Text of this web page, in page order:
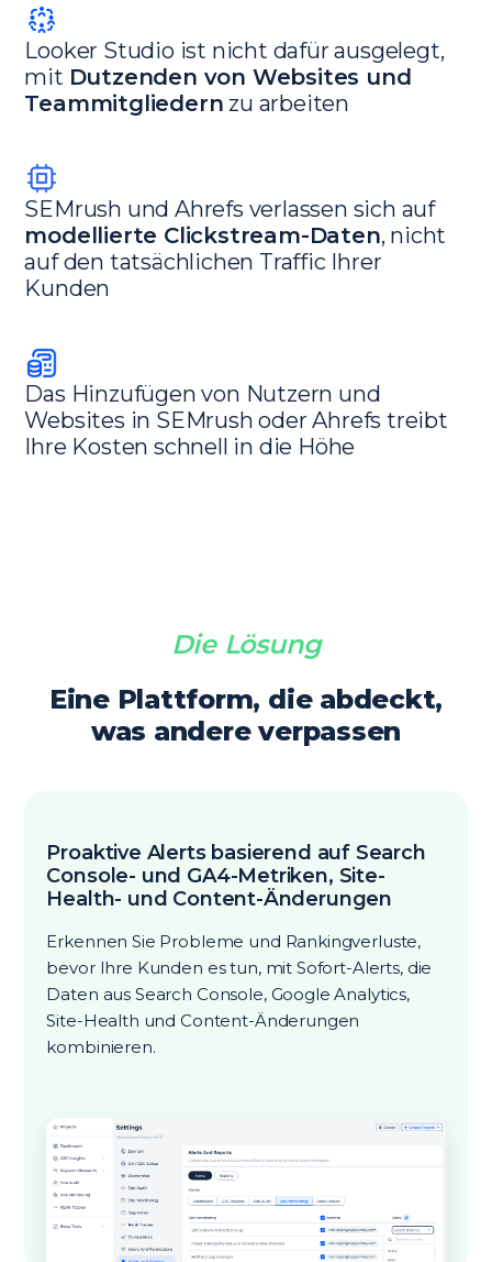
Looker Studio ist nicht dafür ausgelegt,
mit Dutzenden von Websites und
Teammitgliedern zu arbeiten
SEMrush und Ahrefs verlassen sich auf
modellierte Clickstream-Daten, nicht
auf den tatsächlichen Traffic Ihrer
Kunden
Das Hinzufügen von Nutzern und
Websites in SEMrush oder Ahrefs treibt
Ihre Kosten schnell in die Höhe
Die Lösung
Eine Plattform, die abdeckt,
was andere verpassen
Proaktive Alerts basierend auf Search
Console- und GA4-Metriken, Site-
Health- und Content-Änderungen
Erkennen Sie Probleme und Rankingverluste,
bevor Ihre Kunden es tun, mit Sofort-Alerts, die
Daten aus Search Console, Google Analytics,
Site-Health und Content-Änderungen
kombinieren.